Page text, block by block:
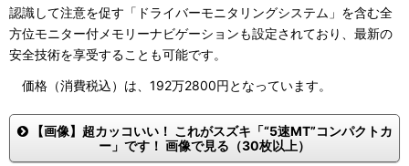
認識して注意を促す「ドライバーモニタリングシステム」を含む全
方位モニター付メモリーナビゲーションも設定されており、最新の
安全技術を享受することも可能です。
価格（消費税込）は、192万2800円となっています。
【画像】超カッコいい！ これがスズキ「“5速MT”コンパクトカ
ー」です！ 画像で見る（30枚以上）